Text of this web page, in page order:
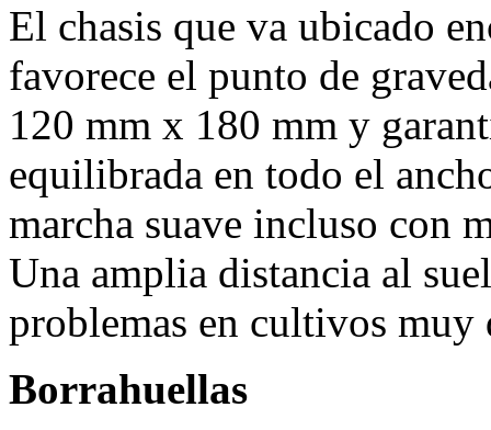
El chasis que va ubicado
favorece el punto de
120 mm x 180 mm y
equilibrada en todo el
marcha suave incluso con
Una amplia distancia al
problemas en cultivos muy
Borrahuellas